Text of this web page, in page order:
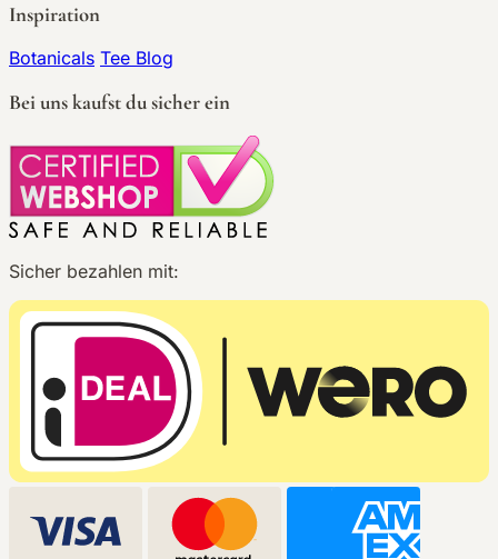
Inspiration
Botanicals Tee Blog
Bei uns kaufst du sicher ein
Sicher bezahlen mit: